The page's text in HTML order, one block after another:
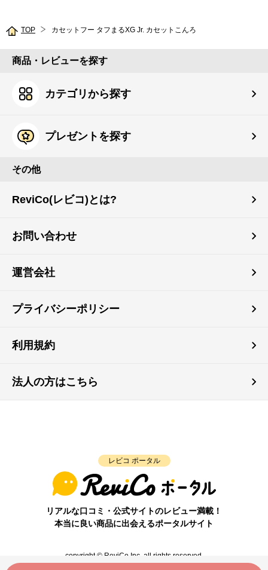
TOP カセットフー タフまるXG Jr. カセットこんろ
商品・レビューを探す
カテゴリから探す
プレゼントを探す
その他
ReviCo(レビコ)とは?
お問い合わせ
運営会社
プライバシーポリシー
利用規約
法人の方はこちら
レビコ ポータル
リアルな口コミ・公式サイトのレビュー満載！
本当に良い商品に出会えるポータルサイト
copyright © ReviCo Inc. all rights reserved.